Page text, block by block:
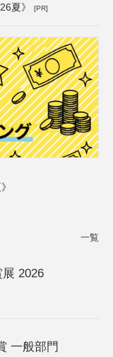
夏》 [PR]
一覧
2026
一般部門